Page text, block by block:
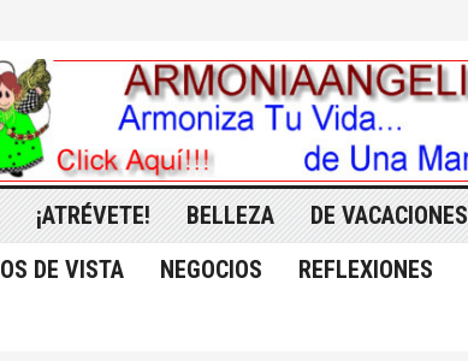
¡ATRÉVETE! BELLEZA DE VACACIONES
DE VISTA NEGOCIOS REFLEXIONES